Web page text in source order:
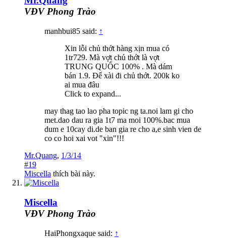
VĐV Phong Trào
manhbui85 said: ↑
Xin lỗi chủ thớt hàng xịn mua có
1tr729. Mà vợt chủ thớt là vợt
TRUNG QUỐC 100% . Mà dám
bán 1.9. Để xài đi chủ thớt. 200k ko
ai mua đâu
Click to expand...
may thag tao lao pha topic ng ta.noi lam gi cho
met.dao dau ra gia 1t7 ma moi 100%.bac mua
dum e 10cay di.de ban gia re cho a,e sinh vien de
co co hoi xai vot "xin"!!!
Mr.Quang, 1/3/14
#19
Miscella thích bài này.
Miscella
VĐV Phong Trào
HaiPhongxaque said: ↑